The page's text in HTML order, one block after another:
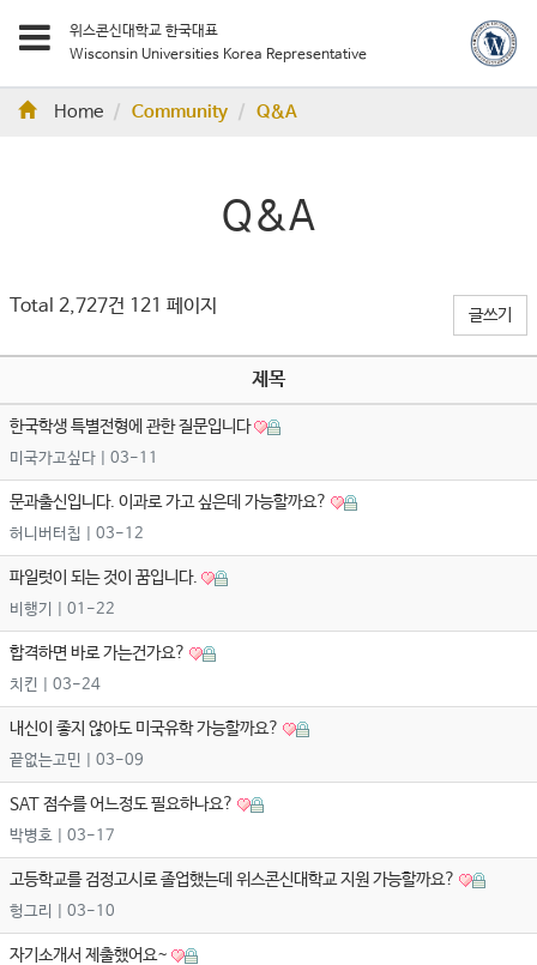
위스콘신대학교 한국대표
Wisconsin Universities Korea Representative
Home Community Q&A
Q&A
Total 2,727건 121 페이지 글쓰기
제목
한국학생 특별전형에 관한 질문입니다
미국가고싶다 | 03-11
문과출신입니다. 이과로 가고 싶은데 가능할까요?
허니버터칩 | 03-12
파일럿이 되는 것이 꿈입니다.
비행기 | 01-22
합격하면 바로 가는건가요?
치킨 | 03-24
내신이 좋지 않아도 미국유학 가능할까요?
끝없는고민 | 03-09
SAT 점수를 어느정도 필요하나요?
박병호 | 03-17
고등학교를 검정고시로 졸업했는데 위스콘신대학교 지원 가능할까요?
헝그리 | 03-10
자기소개서 제출했어요~